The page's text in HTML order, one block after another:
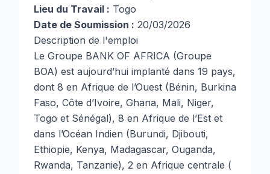
Lieu du Travail : Togo
Date de Soumission : 20/03/2026
Description de l'emploi
Le Groupe BANK OF AFRICA (Groupe
BOA) est aujourd’hui implanté dans 19 pays,
dont 8 en Afrique de l’Ouest (Bénin, Burkina
Faso, Côte d’Ivoire, Ghana, Mali, Niger,
Togo et Sénégal), 8 en Afrique de l’Est et
dans l’Océan Indien (Burundi, Djibouti,
Ethiopie, Kenya, Madagascar, Ouganda,
Rwanda, Tanzanie), 2 en Afrique centrale (